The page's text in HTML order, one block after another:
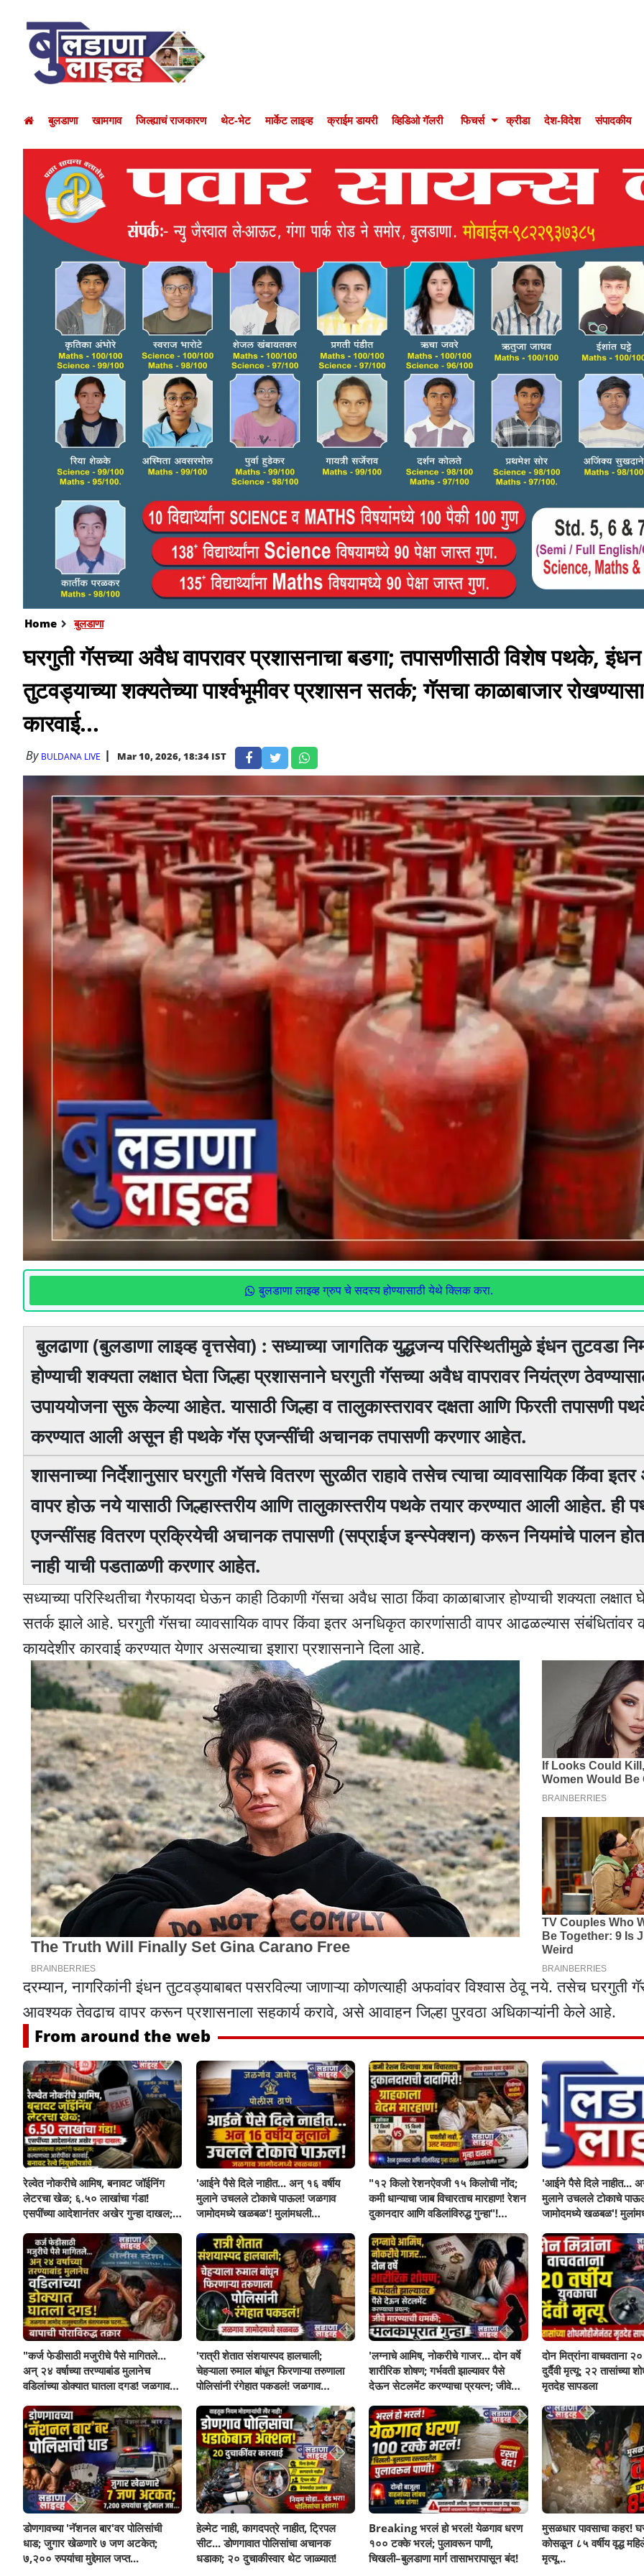
बुलडाणा खामगाव जिल्ह्याचं राजकारण थेट-भेट मार्केट लाइव्ह क्राईम डायरी व्हिडिओ गॅलरी फिचर्स क्रीडा देश-विदेश संपादकीय
Home बुलडाणा
घरगुती गॅसच्या अवैध वापरावर प्रशासनाचा बडगा; तपासणीसाठी विशेष पथके, इंधन
तुटवड्याच्या शक्यतेच्या पार्श्वभूमीवर प्रशासन सतर्क; गॅसचा काळाबाजार
कारवाई...
By BULDANA LIVE Mar 10, 2026, 18:34 IST
बुलडाणा लाइव्ह ग्रुप चे सदस्य होण्यासाठी येथे क्लिक करा.
बुलढाणा (बुलडाणा लाइव्ह वृत्तसेवा) : सध्याच्या जागतिक युद्धजन्य परिस्थितीमुळे इंधन तुटवडा
होण्याची शक्यता लक्षात घेता जिल्हा प्रशासनाने घरगुती गॅसच्या अवैध वापरावर नियंत्रण
उपाययोजना सुरू केल्या आहेत. यासाठी जिल्हा व तालुकास्तरावर दक्षता आणि फिरती तपासणी
करण्यात आली असून ही पथके गॅस एजन्सींची अचानक तपासणी करणार आहेत.
शासनाच्या निर्देशानुसार घरगुती गॅसचे वितरण सुरळीत राहावे तसेच त्याचा व्यावसायिक किंवा
वापर होऊ नये यासाठी जिल्हास्तरीय आणि तालुकास्तरीय पथके तयार करण्यात आली आहेत. ही
एजन्सींसह वितरण प्रक्रियेची अचानक तपासणी (सप्राईज इन्स्पेक्शन) करून नियमांचे पालन
नाही याची पडताळणी करणार आहेत.
सध्याच्या परिस्थितीचा गैरफायदा घेऊन काही ठिकाणी गॅसचा अवैध साठा किंवा काळाबाजार होण्याची शक्यता लक्षात
सतर्क झाले आहे. घरगुती गॅसचा व्यावसायिक वापर किंवा इतर अनधिकृत कारणांसाठी वापर आढळल्यास संबंधितांवर
कायदेशीर कारवाई करण्यात येणार असल्याचा इशारा प्रशासनाने दिला आहे.
दरम्यान, नागरिकांनी इंधन तुटवड्याबाबत पसरविल्या जाणाऱ्या कोणत्याही अफवांवर विश्वास ठेवू नये. तसेच घरगुती
आवश्यक तेवढाच वापर करून प्रशासनाला सहकार्य करावे, असे आवाहन जिल्हा पुरवठा अधिकाऱ्यांनी केले आहे.
From around the web
रेल्वेत नोकरीचे आमिष, बनावट जॉईनिंग
लेटरचा खेळ; ६.५० लाखांचा गंडा!
एसपींच्या आदेशानंतर अखेर गुन्हा दाखल;
कल्याणच्या आरोपीवर कारवाई,
'आईने पैसे दिले नाहीत... अन् १६ वर्षीय
मुलाने उचलले टोकाचे पाऊल! जळगाव
जामोदमध्ये खळबळ'! मुलांमधली
"१२ किलो रेशनऐवजी १५ किलोची नोंद;
कमी धान्याचा जाब विचारताच मारहाण! रेशन
दुकानदार आणि वडिलांविरुद्ध गुन्हा"!
घटना..
'आईने पैसे दिले नाहीत...
मुलाने उचलले टोकाचे
जामोदमध्ये खळबळ'!
"कर्ज फेडीसाठी मजुरीचे पैसे मागितले...
अन् २४ वर्षाच्या तरण्याबांड मुलानेच
वडिलांच्या डोक्यात घातला दगड! जळगाव
घटना...बापाची पोराविरुद्ध तक्रार
'रात्री शेतात संशयास्पद हालचाली;
चेहऱ्याला रुमाल बांधून फिरणाऱ्या तरुणाला
पोलिसांनी रंगेहात पकडलं! जळगाव
'लग्नाचे आमिष, नोकरीचे गाजर... दोन वर्षे
शारीरिक शोषण; गर्भवती झाल्यावर पैसे
देऊन सेटलमेंट करण्याचा प्रयत्न; जीवे
दोन मित्रांना वाचवताना
दुर्दैवी मृत्यू; २२ तासांच्या
मृतदेह सापडला
डोणगावच्या 'नॅशनल बार'वर पोलिसांची
धाड; जुगार खेळणारे ७ जण अटकेत;
७,२०० रुपयांचा मुद्देमाल जप्त...
हेल्मेट नाही, कागदपत्रे नाहीत, ट्रिपल
सीट... डोणगावात पोलिसांचा अचानक
धडाका; २० दुचाकीस्वार थेट जाळ्यात!
Breaking भरलं हो भरलं! येळगाव धरण
१०० टक्के भरलं; पुलावरून पाणी,
चिखली–बुलडाणा मार्ग तासाभरापासून बंद!
मुसळधार पावसाचा कहर!
कोसळून ८५ वर्षीय वृद्ध
मृत्यू...